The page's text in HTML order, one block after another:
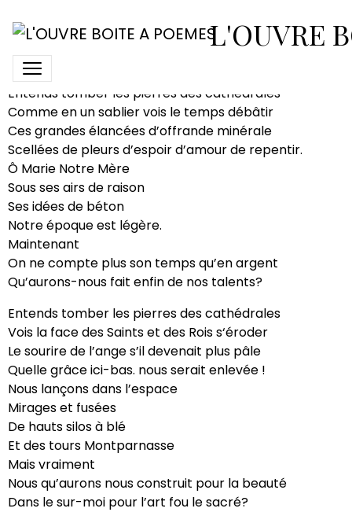
L'OUVRE
Le temps des cathédrales
Entends tomber les pierres des cathédrales
Comme en un sablier vois le temps débâtir
Ces grandes élancées d’offrande minérale
Scellées de pleurs d’espoir d’amour de repentir.
Ô Marie Notre Mère
Sous ses airs de raison
Ses idées de béton
Notre époque est légère.
Maintenant
On ne compte plus son temps qu’en argent
Qu’aurons-nous fait enfin de nos talents?
Entends tomber les pierres des cathédrales
Vois la face des Saints et des Rois s‘éroder
Le sourire de l’ange s’il devenait plus pâle
Quelle grâce ici-bas. nous serait enlevée !
Nous lançons dans l’espace
Mirages et fusées
De hauts silos à blé
Et des tours Montparnasse
Mais vraiment
Nous qu’aurons nous construit pour la beauté
Dans le sur-moi pour l’art fou le sacré?